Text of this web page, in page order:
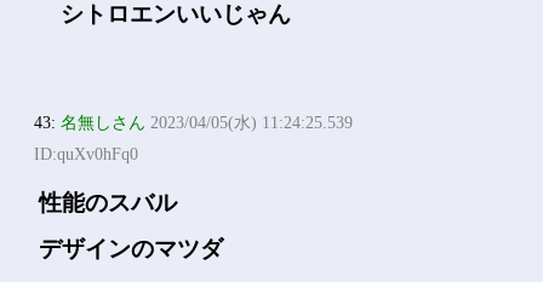
シトロエンいいじゃん
43:名無しさん 2023/04/05(水) 11:24:25.539
ID:quXv0hFq0
性能のスバル
デザインのマツダ